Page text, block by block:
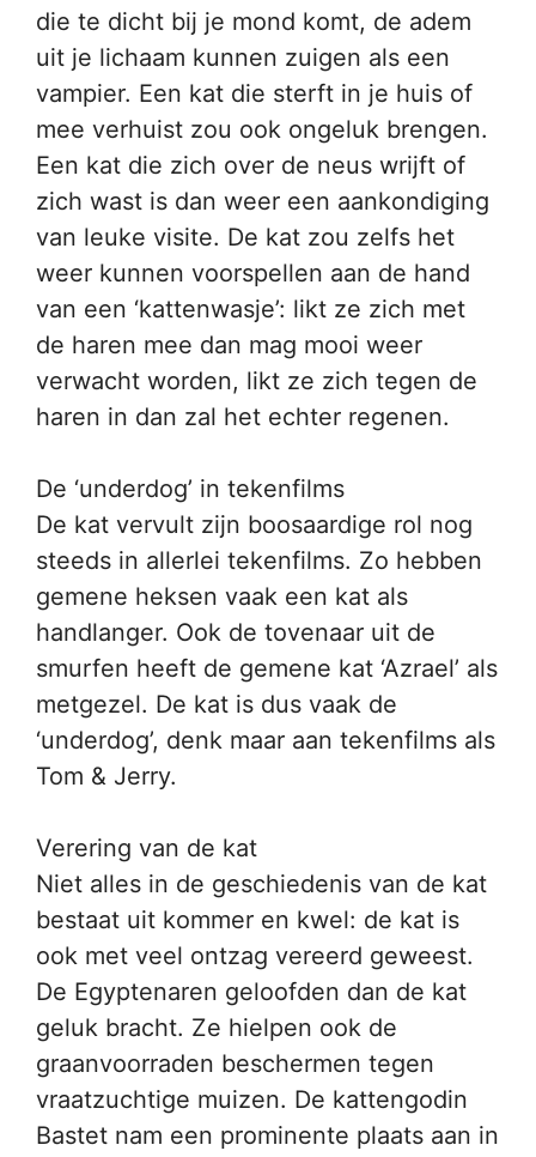
die te dicht bij je mond komt, de adem
uit je lichaam kunnen zuigen als een
vampier. Een kat die sterft in je huis of
mee verhuist zou ook ongeluk brengen.
Een kat die zich over de neus wrijft of
zich wast is dan weer een aankondiging
van leuke visite. De kat zou zelfs het
weer kunnen voorspellen aan de hand
van een ‘kattenwasje’: likt ze zich met
de haren mee dan mag mooi weer
verwacht worden, likt ze zich tegen de
haren in dan zal het echter regenen.
De ‘underdog’ in tekenfilms
De kat vervult zijn boosaardige rol nog
steeds in allerlei tekenfilms. Zo hebben
gemene heksen vaak een kat als
handlanger. Ook de tovenaar uit de
smurfen heeft de gemene kat ‘Azrael’ als
metgezel. De kat is dus vaak de
‘underdog’, denk maar aan tekenfilms als
Tom & Jerry.
Verering van de kat
Niet alles in de geschiedenis van de kat
bestaat uit kommer en kwel: de kat is
ook met veel ontzag vereerd geweest.
De Egyptenaren geloofden dan de kat
geluk bracht. Ze hielpen ook de
graanvoorraden beschermen tegen
vraatzuchtige muizen. De kattengodin
Bastet nam een prominente plaats aan in